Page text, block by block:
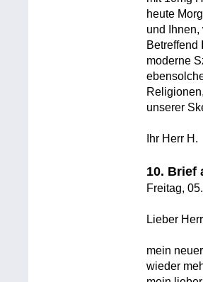
heute
und
Betreffend
moderne
unserer
Ihr Herr H.
10. Brief
Freitag,
Lieber
mein
wieder